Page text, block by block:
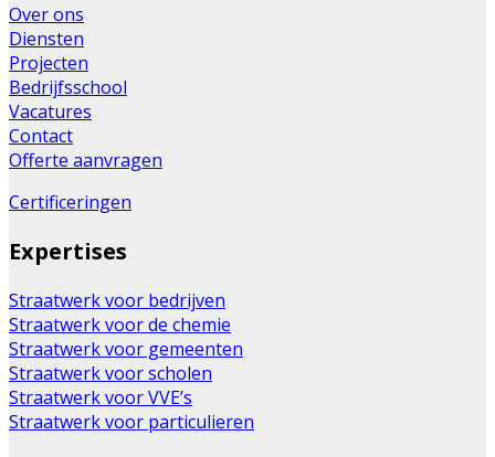
Over ons
Diensten
Projecten
Bedrijfsschool
Vacatures
Contact
Offerte aanvragen
Certificeringen
Expertises
Straatwerk voor bedrijven
Straatwerk voor de chemie
Straatwerk voor gemeenten
Straatwerk voor scholen
Straatwerk voor VVE’s
Straatwerk voor particulieren